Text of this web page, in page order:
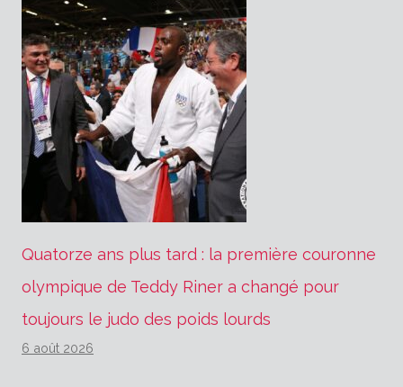
Quatorze ans plus tard : la première couronne
olympique de Teddy Riner a changé pour
toujours le judo des poids lourds
6 août 2026